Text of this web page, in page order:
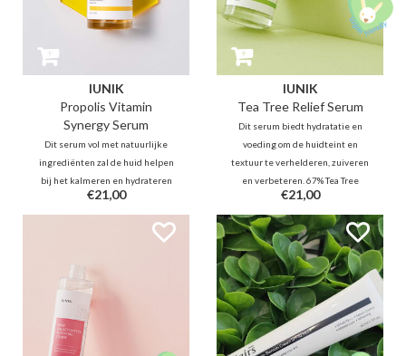
IUNIK
Propolis Vitamin
Synergy Serum
Dit serum vol met natuurlijke
ingrediënten zal de huid helpen
bij het kalmeren en hydrateren
d.m.v. Propolis en Centella.
Duindoorn fruit extracten
(Vitamine C, E, K), granaatappel,
€21,00
IUNIK
Tea Tree Relief Serum
Dit serum biedt hydratatie en
voeding om de huidteint en
textuur te verhelderen, zuiveren
en verbeteren. 67% Tea Tree
water en 19,5% Centella Asiatica
extract biedt kalmering voor de
gevoelige huid.
€21,00